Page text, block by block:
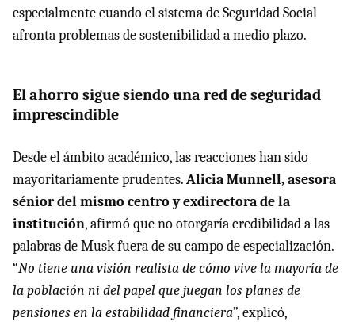
especialmente cuando el sistema de Seguridad Social
afronta problemas de sostenibilidad a medio plazo.
El ahorro sigue siendo una red de seguridad
imprescindible
Desde el ámbito académico, las reacciones han sido
mayoritariamente prudentes.Alicia Munnell, asesora
sénior del mismo centro y exdirectora de la
institución, afirmó que no otorgaría credibilidad a las
palabras de Musk fuera de su campo de especialización.
“No tiene una visión realista de cómo vive la mayoría de
la población ni del papel que juegan los planes de
pensiones en la estabilidad financiera”, explicó,